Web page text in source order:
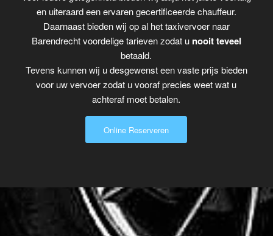
en uiteraard een ervaren gecertificeerde chauffeur.
Daarnaast bieden wij op al het taxivervoer naar
Barendrecht voordelige tarieven zodat u nooit teveel
betaald.
Tevens kunnen wij u desgewenst een vaste prijs bieden
voor uw vervoer zodat u vooraf precies weet wat u
achteraf moet betalen.
Online Reserveren